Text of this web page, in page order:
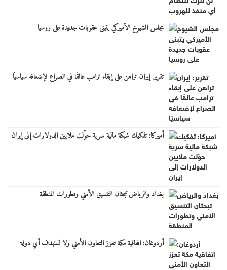
مجلس الشيوخ الأميركي يتبنى عقوبات جديدة على روسيا
تقرير: إيران تراهن على إبقاء ترامب عالقًا في الصراع لإضعافه سياسيًا
أميركا: تفكيك شبكة مالية سرية حوّلت ملايين الدولارات إلى إيران
بغداد والرياض تبحثان التنسيق الأمني وتطورات المنطقة
أردوغان: اتفاقية مكة تعزز التعاون الأمني ولا تستهدف أي دولة